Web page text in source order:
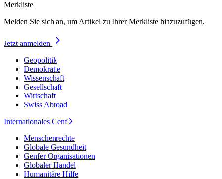
Merkliste
Melden Sie sich an, um Artikel zu Ihrer Merkliste hinzuzufügen.
Jetzt anmelden
Geopolitik
Demokratie
Wissenschaft
Gesellschaft
Wirtschaft
Swiss Abroad
Internationales Genf
Menschenrechte
Globale Gesundheit
Genfer Organisationen
Globaler Handel
Humanitäre Hilfe